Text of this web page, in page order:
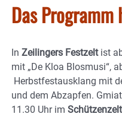
Das Programm
In Zeilingers Festzeltist
mit „De Kloa Blosmusi“,
Herbstfestausklang mit
und dem Abzapfen.
11.30 Uhr im Schützenzelt